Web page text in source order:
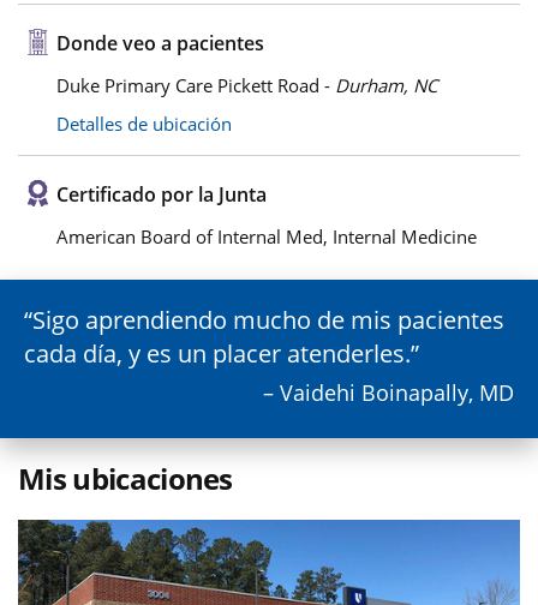
Donde veo a pacientes
Duke Primary Care Pickett Road - Durham, NC
Detalles de ubicación
Certificado por la Junta
American Board of Internal Med, Internal Medicine
Sigo aprendiendo mucho de mis pacientes
cada día, y es un placer atenderles.
– Vaidehi Boinapally, MD
Mis ubicaciones